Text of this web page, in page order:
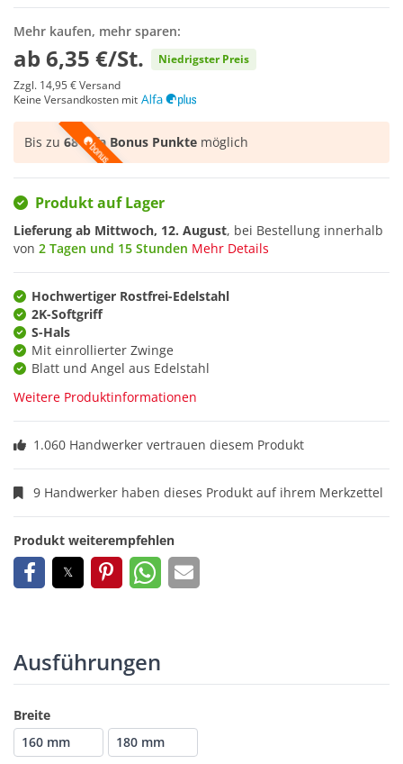
Mehr kaufen, mehr sparen:
ab 6,35 €/St.
Niedrigster Preis
Zzgl. 14,95 €Versand
Keine Versandkosten mit
Bis zu 68 Alfa Bonus Punkte möglich
Produkt auf Lager
Lieferung ab Mittwoch, 12. August, bei Bestellung innerhalb
von 2 Tagen und 15 Stunden Mehr Details
Hochwertiger Rostfrei-Edelstahl
2K-Softgriff
S-Hals
Mit einrollierter Zwinge
Blatt und Angel aus Edelstahl
Weitere Produktinformationen
1.060 Handwerker vertrauen diesem Produkt
9 Handwerker haben dieses Produkt auf ihrem Merkzettel
Produkt weiterempfehlen
Ausführungen
Breite
160 mm
180 mm